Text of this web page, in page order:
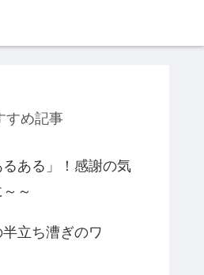
すめ記事
ある」！感謝の気
～
立ち漕ぎのワ